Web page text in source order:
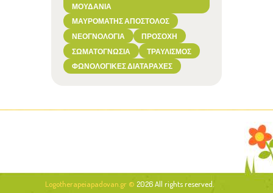
ΜΟΥΔΑΝΙΆ
ΜΑΥΡΟΜΆΤΗΣ ΑΠΌΣΤΟΛΟΣ
ΝΕΟΓΝΟΛΟΓΊΑ
ΠΡΟΣΟΧΉ
ΣΩΜΑΤΟΓΝΩΣΊΑ
ΤΡΑΥΛΙΣΜΌΣ
ΦΩΝΟΛΟΓΙΚΈΣ ΔΙΑΤΑΡΑΧΈΣ
Logotherapeiapadovan.gr © 2026 All rights reserved.